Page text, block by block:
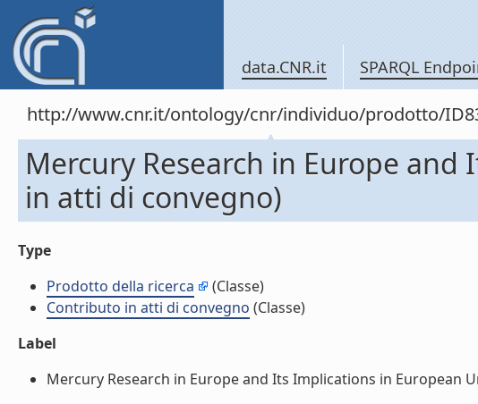
data.CNR.it SPARQL
http://www.cnr.it/ontology/cnr/individuo/prodotto/
Mercury Research in Europe
in atti di convegno)
Type
Prodotto della ricerca
(Classe)
Contributo in atti di convegno (Classe)
Label
Mercury Research in Europe and Its Implications in European